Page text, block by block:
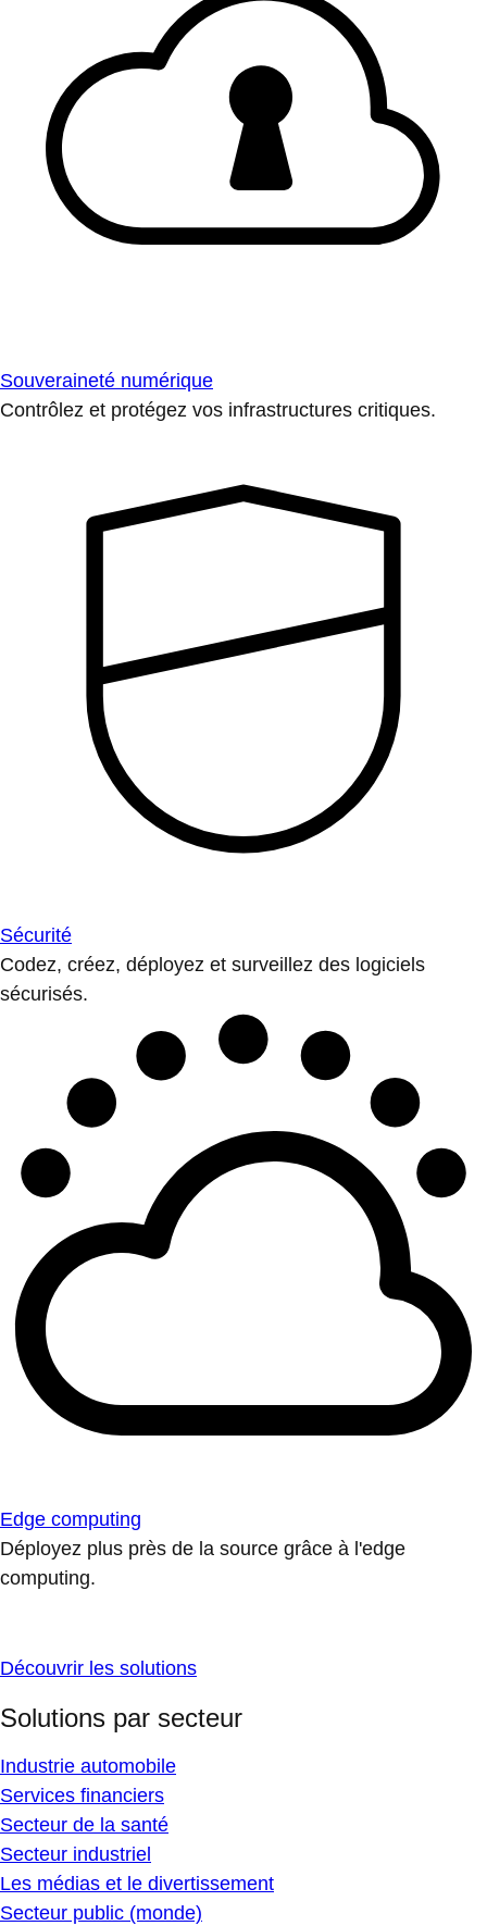
Souveraineté numérique
Contrôlez et protégez vos infrastructures critiques.
Sécurité
Codez, créez, déployez et surveillez des logiciels
sécurisés.
Edge computing
Déployez plus près de la source grâce à l'edge
computing.
Découvrir les solutions
Solutions par secteur
Industrie automobile
Services financiers
Secteur de la santé
Secteur industriel
Les médias et le divertissement
Secteur public (monde)